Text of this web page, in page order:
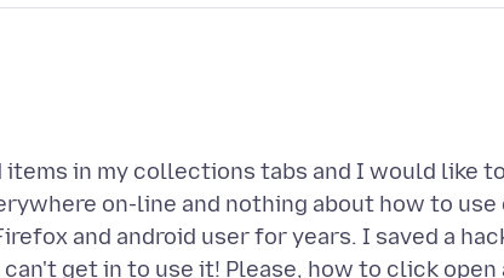
items in my collections tabs and I would like
on-line and nothing about how to
and android user for years. I saved a